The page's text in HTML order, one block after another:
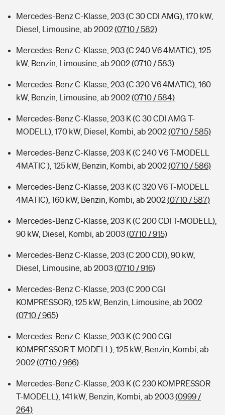
Mercedes-Benz C-Klasse, 203 (C 30 CDI AMG), 170 kW,
Diesel, Limousine, ab 2002(0710 / 582)
Mercedes-Benz C-Klasse, 203 (C 240 V6 4MATIC), 125
kW, Benzin, Limousine, ab 2002(0710 / 583)
Mercedes-Benz C-Klasse, 203 (C 320 V6 4MATIC), 160
kW, Benzin, Limousine, ab 2002(0710 / 584)
Mercedes-Benz C-Klasse, 203 K (C 30 CDI AMG T-
MODELL), 170 kW, Diesel, Kombi, ab 2002(0710 / 585)
Mercedes-Benz C-Klasse, 203 K (C 240 V6 T-MODELL
4MATIC ), 125 kW, Benzin, Kombi, ab 2002(0710 / 586)
Mercedes-Benz C-Klasse, 203 K (C 320 V6 T-MODELL
4MATIC), 160 kW, Benzin, Kombi, ab 2002(0710 / 587)
Mercedes-Benz C-Klasse, 203 K (C 200 CDI T-MODELL),
90 kW, Diesel, Kombi, ab 2003(0710 / 915)
Mercedes-Benz C-Klasse, 203 (C 200 CDI), 90 kW,
Diesel, Limousine, ab 2003(0710 / 916)
Mercedes-Benz C-Klasse, 203 (C 200 CGI
KOMPRESSOR), 125 kW, Benzin, Limousine, ab 2002
(0710 / 965)
Mercedes-Benz C-Klasse, 203 K (C 200 CGI
KOMPRESSOR T-MODELL), 125 kW, Benzin, Kombi, ab
2002(0710 / 966)
Mercedes-Benz C-Klasse, 203 K (C 230 KOMPRESSOR
T-MODELL), 141 kW, Benzin, Kombi, ab 2003(0999 /
264)